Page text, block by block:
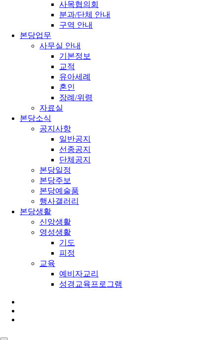
사목협의회
분과/단체 안내
구역 안내
본당업무
사무실 안내
기본정보
교적
유아세례
혼인
장례/위령
자료실
본당소식
공지사항
일반공지
선종공지
단체공지
본당일정
본당주보
본당예술품
행사갤러리
본당생활
신앙생활
영성생활
기도
피정
교육
예비자교리
성경교육프로그램